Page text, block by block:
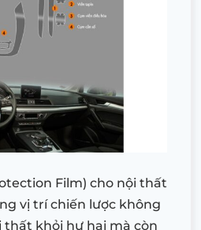
Film) cho nội thất
vị trí chiến lược không
thất khỏi hư hại mà còn